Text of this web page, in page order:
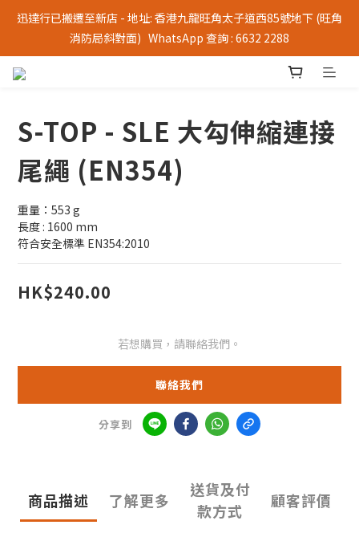
迅達行已搬遷至新店 - 地址: 香港九龍旺角太子道西85號地下 (旺角
消防局斜對面)   WhatsApp 查詢 : 6632 2288
S-TOP - SLE 大勾伸縮連接
尾繩 (EN354)
重量：553 g
長度 : 1600 mm
符合安全標準 EN354:2010
HK$240.00
若想購買，請聯絡我們。
聯絡我們
分享到
商品描述 了解更多
送貨及付
款方式
顧客評價